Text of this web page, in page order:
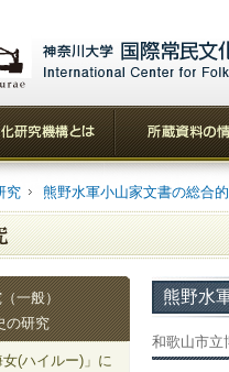
究 熊野水軍小山家文書の総合
熊野水
和歌山市立
一般）
の研究
(ハイルー)」に